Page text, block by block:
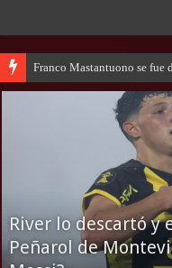
Franco Mastantuono se
River lo descartó y
Peñarol de
Flávio Bolsonaro